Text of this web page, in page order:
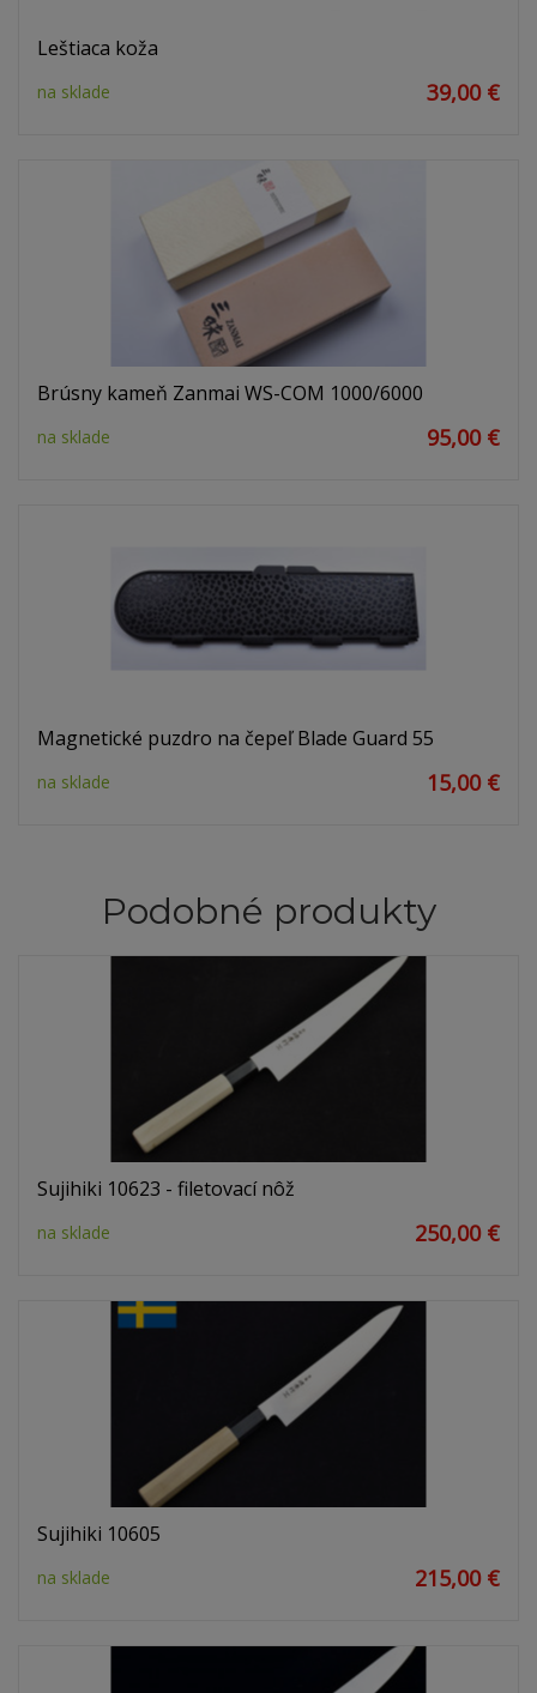
Leštiaca koža
na sklade 39,00 €
Brúsny kameň Zanmai WS-COM 1000/6000
na sklade 95,00 €
Magnetické puzdro na čepeľ Blade Guard 55
na sklade 15,00 €
Podobné produkty
Sujihiki 10623 - filetovací nôž
na sklade 250,00 €
Sujihiki 10605
na sklade 215,00 €